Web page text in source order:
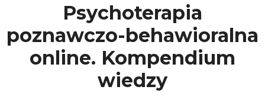
Psychoterapia
poznawczo-behawioralna
online. Kompendium
wiedzy